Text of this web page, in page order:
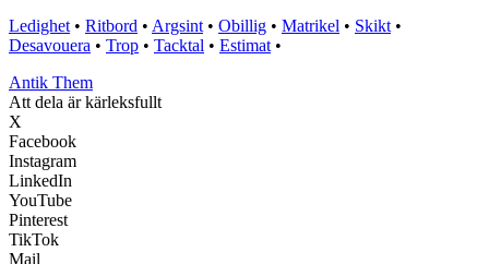
Ledighet • Ritbord • Argsint • Obillig • Matrikel • Skikt •
Desavouera • Trop • Tacktal • Estimat •
Antik Them
Att dela är kärleksfullt
X
Facebook
Instagram
LinkedIn
YouTube
Pinterest
TikTok
Mail